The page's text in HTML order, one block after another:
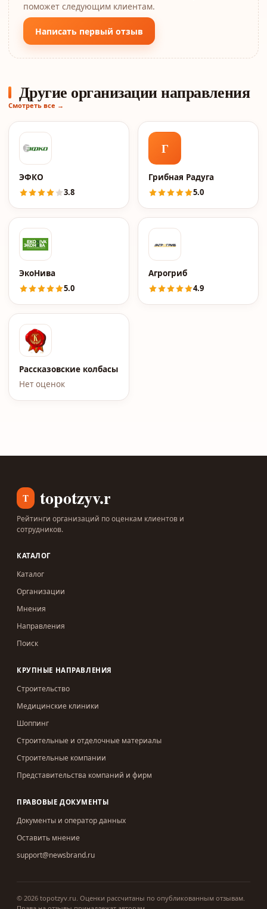
поможет следующим клиентам.
Написать первый отзыв
Другие организации направления
Смотреть все →
ЭФКО
3.8
Г
Грибная Радуга
5.0
ЭкоНива
5.0
Агрогриб
4.9
Рассказовские колбасы
Нет оценок
T topotzyv.ru
Рейтинги организаций по оценкам клиентов и
сотрудников.
КАТАЛОГ
Каталог
Организации
Мнения
Направления
Поиск
КРУПНЫЕ НАПРАВЛЕНИЯ
Строительство
Медицинские клиники
Шоппинг
Строительные и отделочные материалы
Строительные компании
Представительства компаний и фирм
ПРАВОВЫЕ ДОКУМЕНТЫ
Документы и оператор данных
Оставить мнение
support@newsbrand.ru
© 2026 topotzyv.ru. Оценки рассчитаны по опубликованным отзывам.